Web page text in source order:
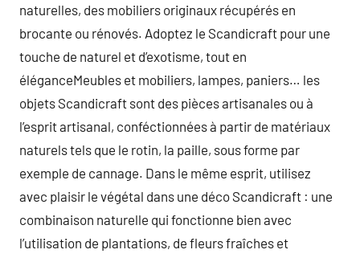
naturelles, des mobiliers originaux récupérés en
brocante ou rénovés. Adoptez le Scandicraft pour une
touche de naturel et d’exotisme, tout en
éléganceMeubles et mobiliers, lampes, paniers… les
objets Scandicraft sont des pièces artisanales ou à
l’esprit artisanal, conféctionnées à partir de matériaux
naturels tels que le rotin, la paille, sous forme par
exemple de cannage. Dans le même esprit, utilisez
avec plaisir le végétal dans une déco Scandicraft : une
combinaison naturelle qui fonctionne bien avec
l’utilisation de plantations, de fleurs fraîches et